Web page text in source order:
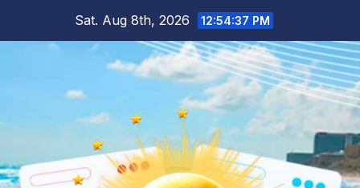
Sat. Aug 8th, 2026 12:54:38 PM